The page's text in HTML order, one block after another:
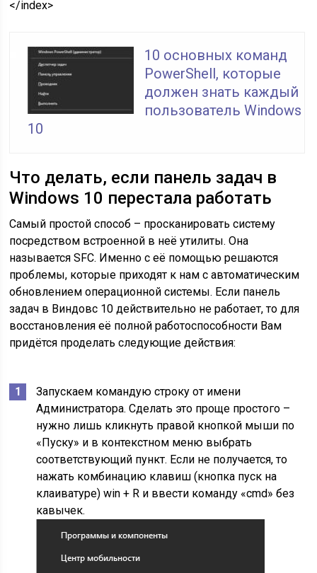
</index>
10 основных команд
PowerShell, которые
должен знать каждый
пользователь Windows
10
Что делать, если панель задач в
Windows 10 перестала работать
Самый простой способ – просканировать систему
посредством встроенной в неё утилиты. Она
называется SFC. Именно с её помощью решаются
проблемы, которые приходят к нам с автоматическим
обновлением операционной системы. Если панель
задач в Виндовс 10 действительно не работает, то для
восстановления её полной работоспособности Вам
придётся проделать следующие действия:
Запускаем командую строку от имени
Администратора. Сделать это проще простого –
нужно лишь кликнуть правой кнопкой мыши по
«Пуску» и в контекстном меню выбрать
соответствующий пункт. Если не получается, то
нажать комбинацию клавиш (кнопка пуск на
клаиватуре) win + R и ввести команду «cmd» без
кавычек.